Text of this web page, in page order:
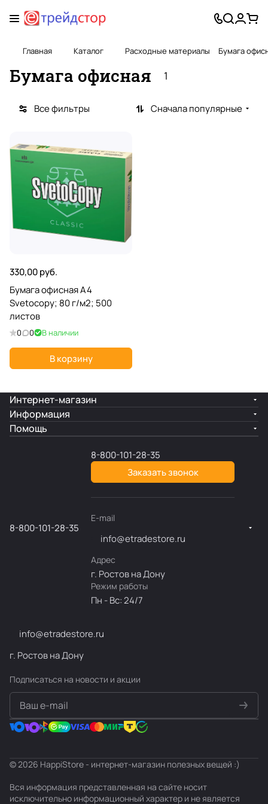
Главная Каталог Расходные материалы Бумага
Бумага офисная 1
Все фильтры Сначала популярные
330,00 руб.
Бумага офисная A4
Svetocopy; 80 г/м2; 500
листов
0 0 В наличии
В корзину
Интернет-магазин
Информация
Помощь
8-800-101-28-35
8-800-101-28-35
Заказать звонок
E-mail
info@etradestore.ru
Адрес
г. Ростов на Дону
Режим работы
Пн - Вс: 24/7
info@etradestore.ru
г. Ростов на Дону
Подписаться на новости и акции
© 2026 HappiStore - интернет-магазин полезных вещей :)
Вся информация представленная на сайте носит
исключительно информационный характер и не является